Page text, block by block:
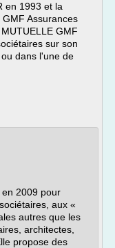
en 1993 et la
Assurances
GMF
sur son
dans l'une de
2009 pour
aux «
autres que les
architectes,
propose des